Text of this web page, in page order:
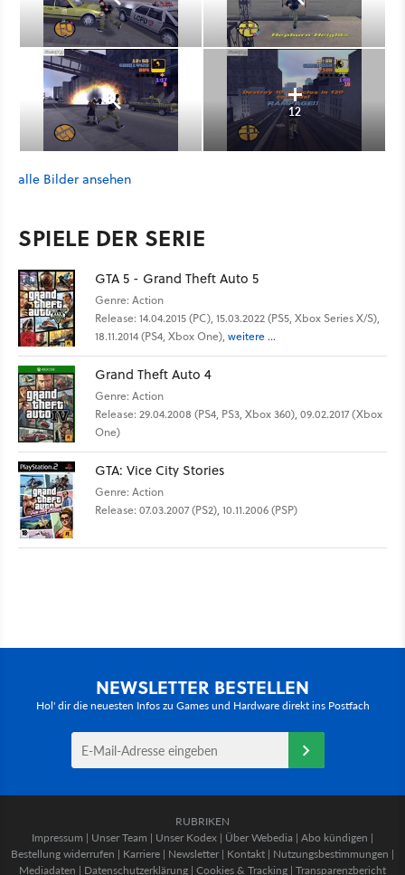
12
alle Bilder ansehen
SPIELE DER SERIE
GTA 5 - Grand Theft Auto 5
Genre: Action
Release: 14.04.2015 (PC), 15.03.2022 (PS5, Xbox Series X/S),
18.11.2014 (PS4, Xbox One), weitere ...
Grand Theft Auto 4
Genre: Action
Release: 29.04.2008 (PS4, PS3, Xbox 360), 09.02.2017 (Xbox
One)
GTA: Vice City Stories
Genre: Action
Release: 07.03.2007 (PS2), 10.11.2006 (PSP)
NEWSLETTER BESTELLEN
Hol' dir die neuesten Infos zu Games und Hardware direkt ins Postfach
RUBRIKEN
Impressum | Unser Team | Unser Kodex | Über Webedia | Abo kündigen |
Bestellung widerrufen | Karriere | Newsletter | Kontakt | Nutzungsbestimmungen |
Mediadaten | Datenschutzerklärung | Cookies & Tracking | Transparenzbericht